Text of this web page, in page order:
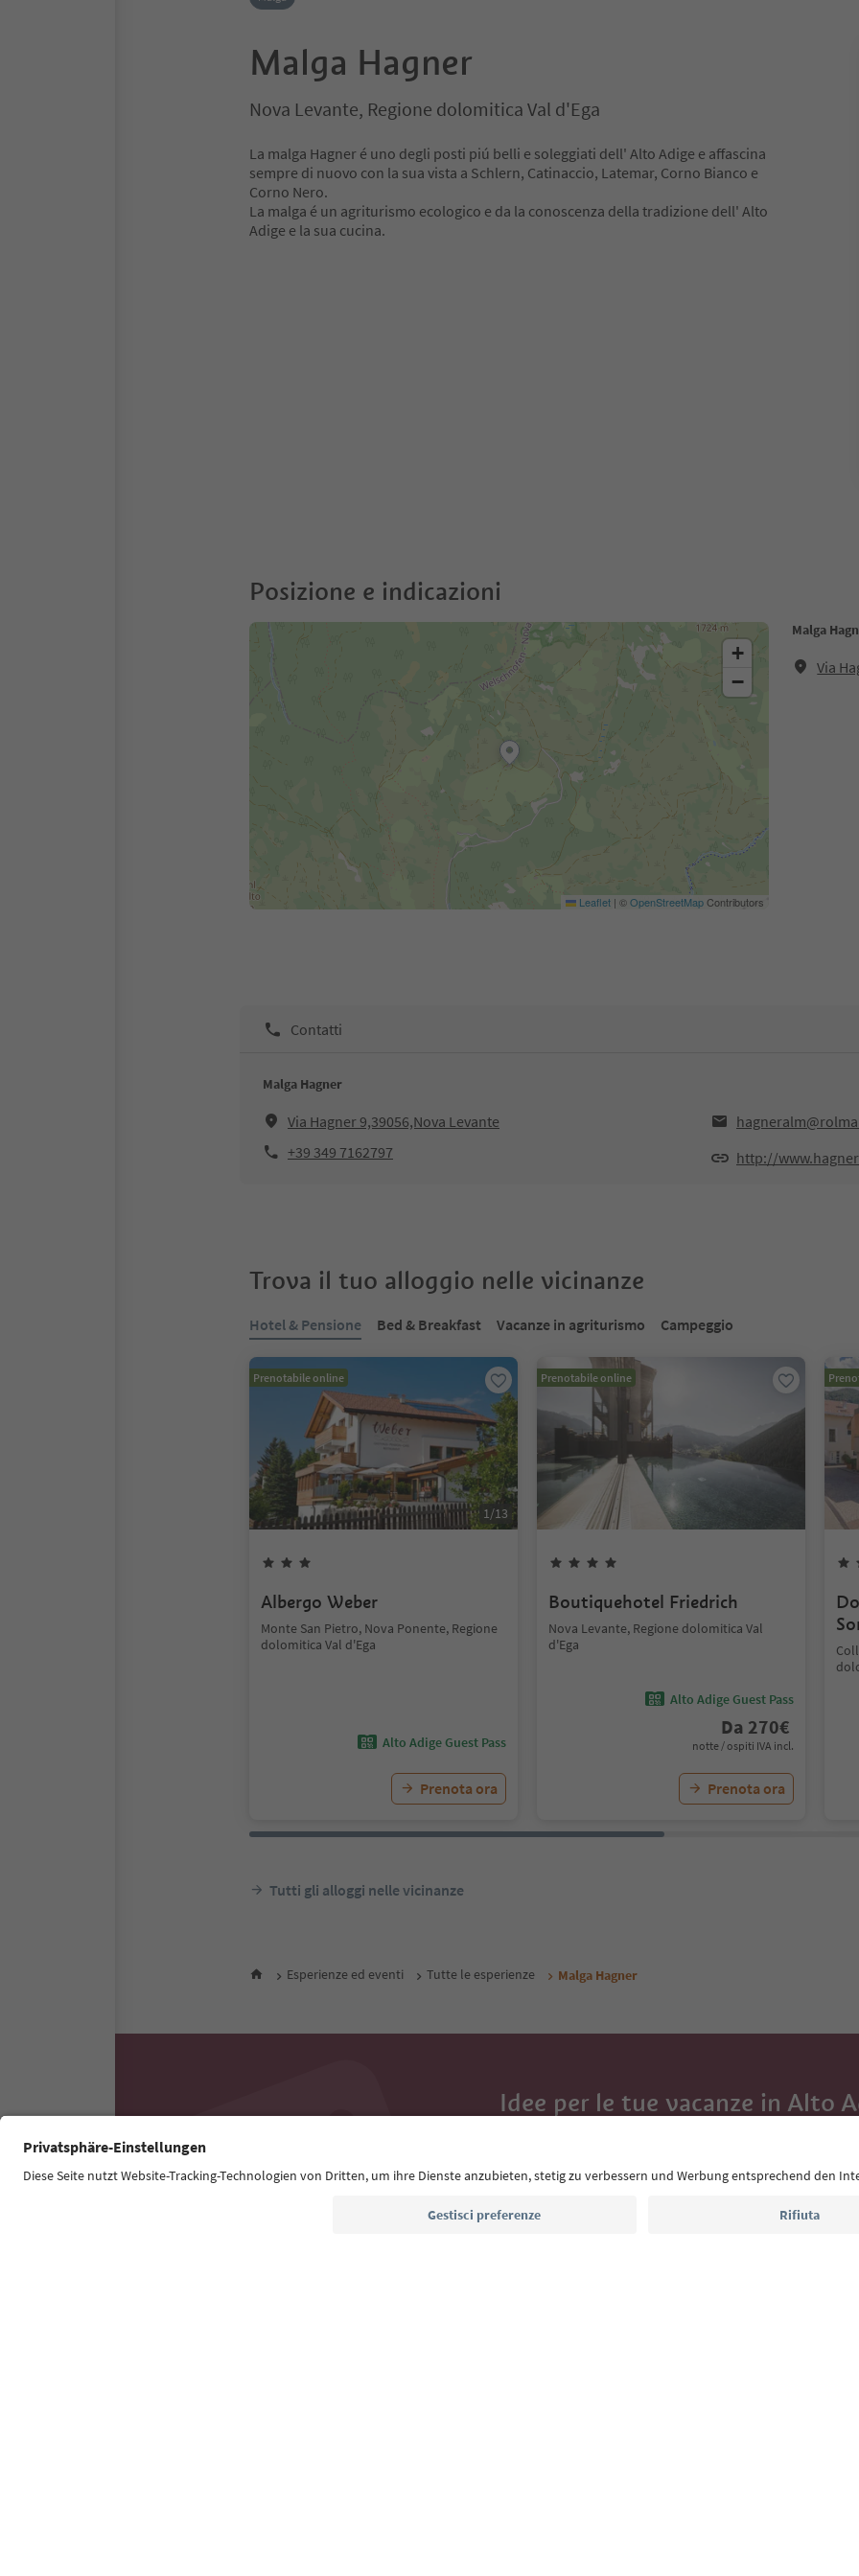
Malga Hagner
Nova Levante, Regione dolomitica Val d'Ega
La malga Hagner é uno degli posti piú belli e soleggiati dell' Alto Adige e affascina
sempre di nuovo con la sua vista a Schlern, Catinaccio, Latemar, Corno Bianco e
Corno Nero.
La malga é un agriturismo ecologico e da la conoscenza della tradizione dell' Alto
Adige e la sua cucina.
Posizione e indicazioni
Malga
Via
+
−
Leaflet | ©OpenStreetMapContributors
Contatti
Malga Hagner
Via Hagner 9,39056,Nova Levante
+39 349 7162797
http://
Trova il tuo alloggio nelle vicinanze
Hotel & Pensione Bed & Breakfast Vacanze in agriturismo Campeggio
Prenotabile online
1/13
Albergo Weber
Monte San Pietro, Nova Ponente, Regione
dolomitica Val d'Ega
Alto Adige Guest Pass
Prenota ora
Prenotabile online
Boutiquehotel Friedrich
Nova Levante, Regione dolomitica Val
d'Ega
Alto Adige Guest Pass
Da 270€
notte / ospiti IVA incl.
Prenota ora
Tutti gli alloggi nelle vicinanze
Esperienze ed eventi Tutte le esperienze Malga Hagner
Idee per le tue vacanze in Alto
eventi da non perdere e ricette tipiche.